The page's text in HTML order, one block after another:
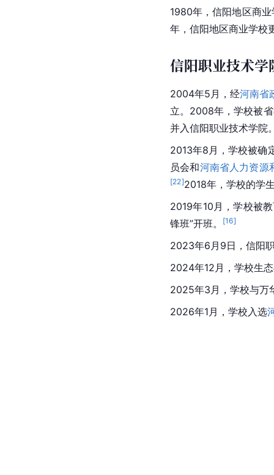
1980年，信阳地区商
年，信阳地区商业学校
信阳职业技术学
2004年5月，经河南省
立。2008年，学校被
并入信阳职业技术学院
2013年8月，学校被确
员会和河南省人力资源
[22]2018年，学校的学
2019年10月，学校被
锋班”开班。
[16]
2023年6月9日，信阳
2024年12月，学校生
2025年3月，学校与万
2026年1月，学校入选